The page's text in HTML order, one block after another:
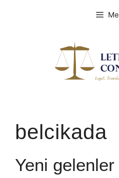
belcikada
Yeni